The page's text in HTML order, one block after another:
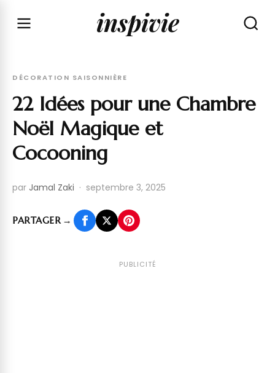
inspivie
DÉCORATION SAISONNIÈRE
22 Idées pour une Chambre
Noël Magique et
Cocooning
par Jamal Zaki · septembre 3, 2025
PARTAGER→
PUBLICITÉ